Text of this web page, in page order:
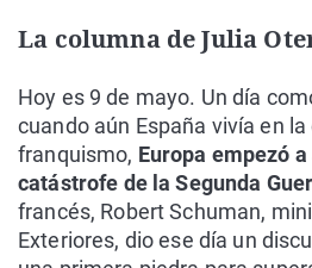
La columna de Julia
Hoy es 9 de mayo. Un día
cuando aún España vivía en la
franquismo, Europa empezó
catástrofe de la Segunda
francés, Robert Schuman,
Exteriores, dio ese día un